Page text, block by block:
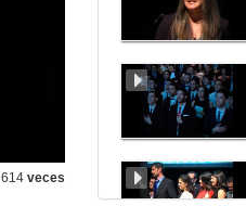
614 veces